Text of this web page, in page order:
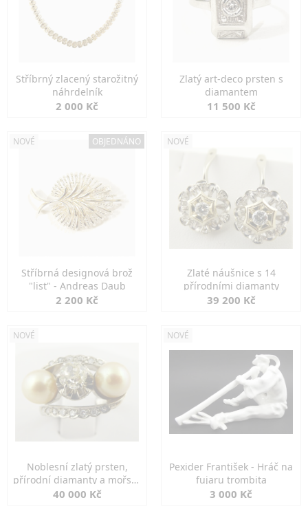
Stříbrný zlacený starožitný
náhrdelník
2 000 Kč
Zlatý art-deco prsten s
diamantem
11 500 Kč
NOVÉ OBJEDNÁNO
Stříbrná designová brož
"list" - Andreas Daub
2 200 Kč
NOVÉ
Zlaté náušnice s 14
přírodními diamanty
39 200 Kč
NOVÉ
Noblesní zlatý prsten,
přírodní diamanty a mořské
perly
40 000 Kč
NOVÉ
Pexider František - Hráč na
fujaru trombita
3 000 Kč